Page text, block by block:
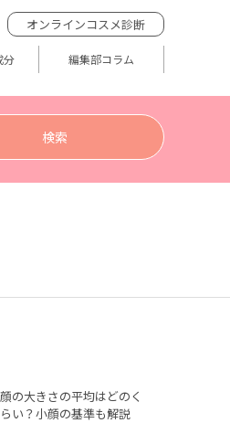
オンラインコスメ診断
分 編集部コラム
顔の大きさの平均はどのく
らい？小顔の基準も解説